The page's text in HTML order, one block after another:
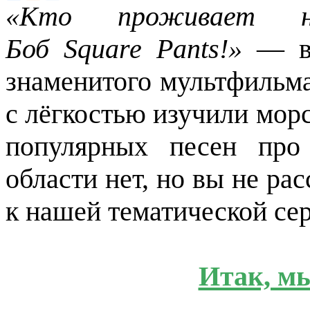
«Кто проживает
Боб Square Pants!»—
знаменитого
с лёгкостью изучили
популярных песен
области нет, но вы не
к нашей тематической
Итак,